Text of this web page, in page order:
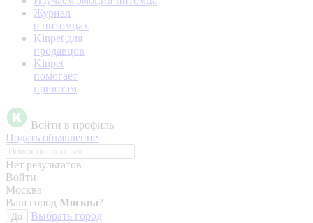
Журнал
о питомцах
Kinpet для
продавцов
Kinpet
помогает
приютам
Войти в профиль
Подать объявление
Нет результатов
Войти
Москва
Ваш город Москва?
Да
Выбрать город